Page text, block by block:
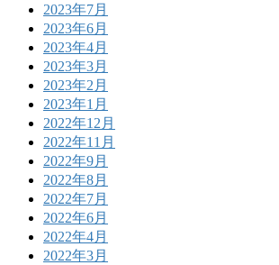
2023年7月
2023年6月
2023年4月
2023年3月
2023年2月
2023年1月
2022年12月
2022年11月
2022年9月
2022年8月
2022年7月
2022年6月
2022年4月
2022年3月